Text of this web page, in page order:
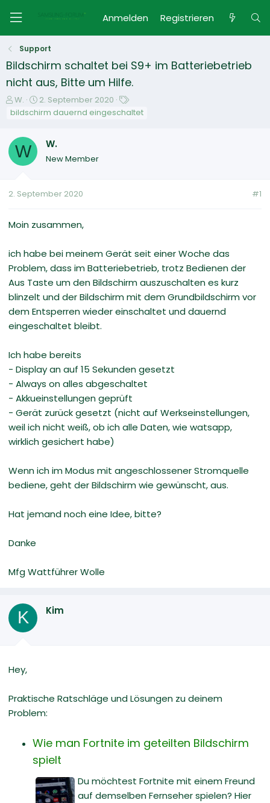
Anmelden Registrieren
Support
Bildschirm schaltet bei S9+ im Batteriebetrieb
nicht aus, Bitte um Hilfe.
E
r
e
r
W.
E
r
a
2. September 2020
S
c
bildschirm dauernd eingeschaltet
W W.
New Member
2. September 2020 #1
Moin zusammen,
ich habe bei meinem Gerät seit einer Woche das
Problem, dass im Batteriebetrieb, trotz Bedienen der
Aus Taste um den Bildschirm auszuschalten es kurz
blinzelt und der Bildschirm mit dem Grundbildschirm vor
dem Entsperren wieder einschaltet und dauernd
eingeschaltet bleibt.
Ich habe bereits
- Display an auf 15 Sekunden gesetzt
- Always on alles abgeschaltet
- Akkueinstellungen geprüft
- Gerät zurück gesetzt (nicht auf Werkseinstellungen,
weil ich nicht weiß, ob ich alle Daten, wie watsapp,
wirklich gesichert habe)
Wenn ich im Modus mit angeschlossener Stromquelle
bediene, geht der Bildschirm wie gewünscht, aus.
Hat jemand noch eine Idee, bitte?
Danke
Mfg Wattführer Wolle
K Kim
Hey,
Praktische Ratschläge und Lösungen zu deinem
Problem:
Wie man Fortnite im geteilten Bildschirm
spielt
Du möchtest Fortnite mit einem Freund
auf demselben Fernseher spielen? Hier